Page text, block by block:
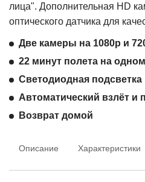
лица". Дополнительная HD
оптического датчика для
Две камеры на 1080р и
22 минут полета на
Светодиодная подсветка
Автоматический взлёт и
Возврат домой
Описание Характеристики